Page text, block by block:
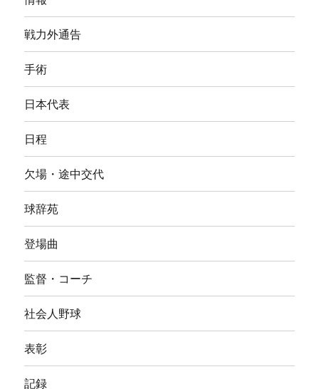
戦力外通告
手術
日本代表
日程
欠場・途中交代
球辞苑
登場曲
監督・コーチ
社会人野球
表彰
記録